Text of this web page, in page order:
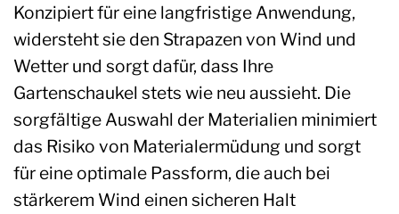
Konzipiert für eine langfristige Anwendung,
widersteht sie den Strapazen von Wind und
Wetter und sorgt dafür, dass Ihre
Gartenschaukel stets wie neu aussieht. Die
sorgfältige Auswahl der Materialien minimiert
das Risiko von Materialermüdung und sorgt
für eine optimale Passform, die auch bei
stärkerem Wind einen sicheren Halt